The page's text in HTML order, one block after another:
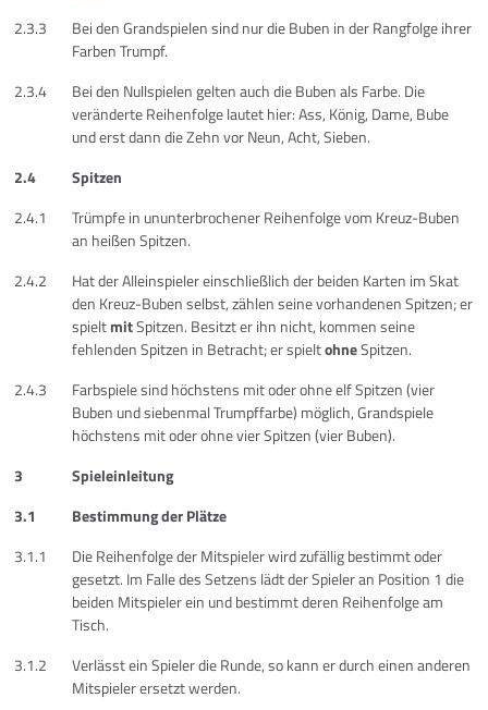
2.3.3
Bei den Grandspielen sind nur die Buben in der Rangfolge ihrer
Farben Trumpf.
2.3.4
Bei den Nullspielen gelten auch die Buben als Farbe. Die
veränderte Reihenfolge lautet hier: Ass, König, Dame, Bube
und erst dann die Zehn vor Neun, Acht, Sieben.
2.4
Spitzen
2.4.1
Trümpfe in ununterbrochener Reihenfolge vom Kreuz-Buben
an heißen Spitzen.
2.4.2
Hat der Alleinspieler einschließlich der beiden Karten im Skat
den Kreuz-Buben selbst, zählen seine vorhandenen Spitzen; er
spieltmitSpitzen. Besitzt er ihn nicht, kommen seine
fehlenden Spitzen in Betracht; er spieltohneSpitzen.
2.4.3
Farbspiele sind höchstens mit oder ohne elf Spitzen (vier
Buben und siebenmal Trumpffarbe) möglich, Grandspiele
höchstens mit oder ohne vier Spitzen (vier Buben).
3
Spieleinleitung
3.1
Bestimmung der Plätze
3.1.1
Die Reihenfolge der Mitspieler wird zufällig bestimmt oder
gesetzt. Im Falle des Setzens lädt der Spieler an Position 1 die
beiden Mitspieler ein und bestimmt deren Reihenfolge am
Tisch.
3.1.2
Verlässt ein Spieler die Runde, so kann er durch einen anderen
Mitspieler ersetzt werden.